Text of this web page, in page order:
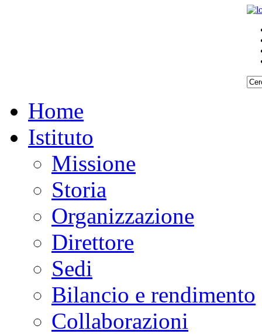
Home
Istituto
Missione
Storia
Organizzazione
Direttore
Sedi
Bilancio e rendimento
Collaborazioni